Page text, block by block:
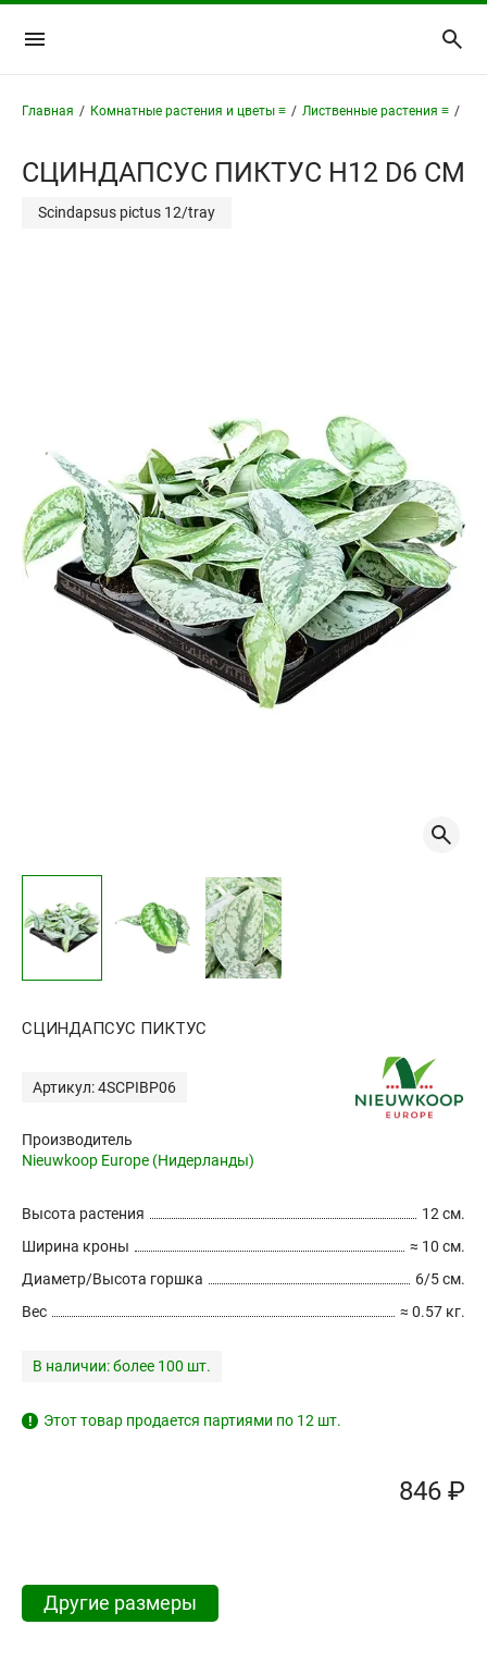
Главная / Комнатные растения и цветы ≡ / Лиственные растения ≡ /
СЦИНДАПСУС ПИКТУС H12 D6 СМ
Scindapsus pictus 12/tray
СЦИНДАПСУС ПИКТУС
Артикул: 4SCPIBP06
Производитель
Nieuwkoop Europe (Нидерланды)
12 см.
Высота растения
≈ 10 см.
Ширина кроны
6/5 см.
Диаметр/Высота горшка
≈ 0.57 кг.
Вес
В наличии:более 100 шт.
! Этот товар продается партиями по 12 шт.
846 ₽
Другие размеры